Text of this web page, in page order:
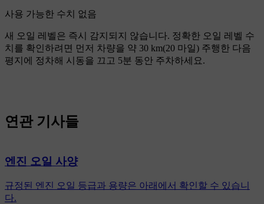
사용 가능한 수치 없음
새 오일 레벨은 즉시 감지되지 않습니다. 정확한 오일 레벨 수
치를 확인하려면 먼저 차량을 약 30 km(20 마일) 주행한 다음
평지에 정차해 시동을 끄고 5분 동안 주차하세요.
연관 기사들
엔진 오일 사양
규정된 엔진 오일 등급과 용량은 아래에서 확인할 수 있습니
다.